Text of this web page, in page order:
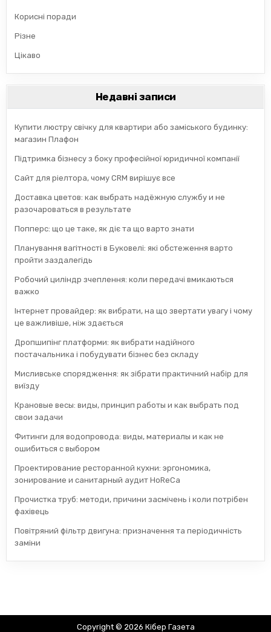
Корисні поради
Різне
Цікаво
Недавні записи
Купити люстру свічку для квартири або заміського будинку:
магазин Плафон
Підтримка бізнесу з боку професійної юридичної компанії
Сайт для ріелтора, чому CRM вирішує все
Доставка цветов: как выбрать надёжную службу и не
разочароваться в результате
Попперс: що це таке, як діє та що варто знати
Планування вагітності в Буковелі: які обстеження варто
пройти заздалегідь
Робочий циліндр зчеплення: коли передачі вмикаються
важко
Інтернет провайдер: як вибрати, на що звертати увагу і чому
це важливіше, ніж здається
Дропшипінг платформи: як вибрати надійного
постачальника і побудувати бізнес без складу
Мисливське спорядження: як зібрати практичний набір для
виїзду
Крановые весы: виды, принцип работы и как выбрать под
свои задачи
Фитинги для водопровода: виды, материалы и как не
ошибиться с выбором
Проектирование ресторанной кухни: эргономика,
зонирование и санитарный аудит HoReCa
Прочистка труб: методи, причини засмічень і коли потрібен
фахівець
Повітряний фільтр двигуна: призначення та періодичність
заміни
Copyright © 2026 Кібер Газета